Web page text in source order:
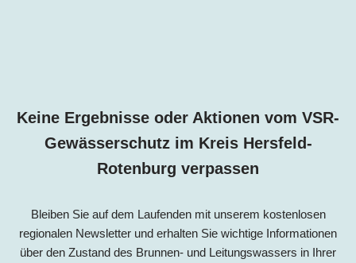
Keine Ergebnisse oder Aktionen vom VSR-
Gewässerschutz im Kreis Hersfeld-
Rotenburg verpassen
Bleiben Sie auf dem Laufenden mit unserem kostenlosen
regionalen Newsletter und erhalten Sie wichtige Informationen
über den Zustand des Brunnen- und Leitungswassers in Ihrer